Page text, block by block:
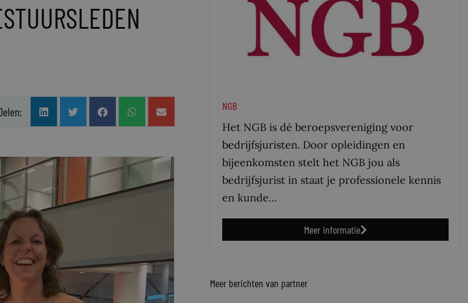
NGB
Het NGB is dé beroepsvereniging voor
bedrijfsjuristen. Door opleidingen en
bijeenkomsten stelt het NGB jou als
bedrijfsjurist in staat je professionele kennis
en kunde…
Meer informatie
Meer berichten van partner